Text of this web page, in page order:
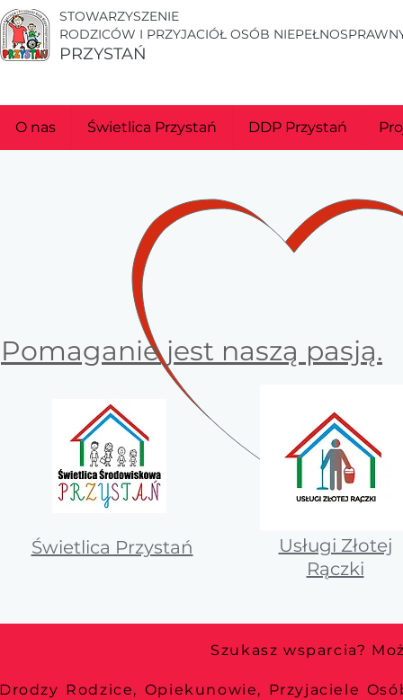
STOWARZYSZENIE
RODZICÓW I PRZYJACIÓŁ OSÓB
PRZYSTAŃ
Pomaganie jest naszą pasją.
Świetlica Przystań
Usługi Złotej
Rączki
Szukasz wsparcia?
Drodzy Rodzice, Opiekunowie, Przyjaciele
O nas Świetlica Przystań DDP Przystań